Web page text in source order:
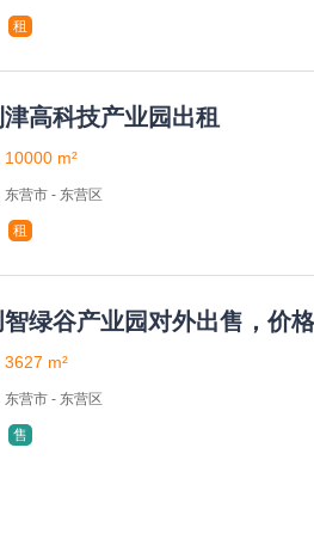
租
高科技产业园出租
10000 m²
东营市 - 东营区
租
绿谷产业园对外出售，价
3627 m²
东营市 - 东营区
售